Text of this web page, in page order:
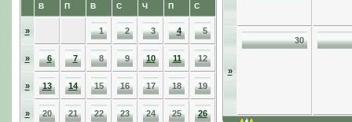
В П В С Ч П С
» 1 2 3 4 5
» 6 7 8 9 10 11 12
» 13 14 15 16 17 18 19
» 20 21 22 23 24 25 26
»
30